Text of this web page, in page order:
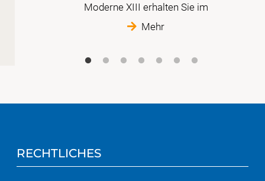
Moderne XIII erhalten Sie im
Mehr
RECHTLICHES